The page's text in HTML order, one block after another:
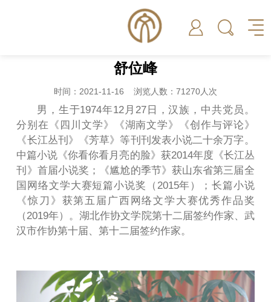
舒位峰
时间：2021-11-16 浏览人数：71270人次
男，生于1974年12月27日，汉族，中共党员。
分别在《四川文学》《湖南文学》《创作与评论》
《长江丛刊》《芳草》等刊刊发表小说二十余万字。
中篇小说《你看你看月亮的脸》获2014年度《长江丛
刊》首届小说奖；《尴尬的季节》获山东省第三届全
国网络文学大赛短篇小说奖（2015年）；长篇小说
《惊刀》获第五届广西网络文学大赛优秀作品奖
（2019年）。湖北作协文学院第十二届签约作家、武
汉市作协第十届、第十二届签约作家。